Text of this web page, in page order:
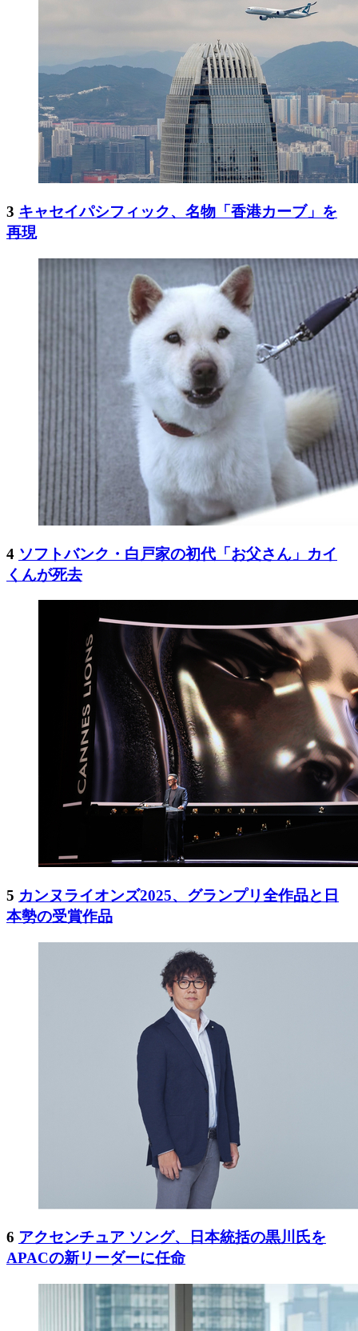
3 キャセイパシフィック、名物「香港カーブ」を
再現
4 ソフトバンク・白戸家の初代「お父さん」カイ
くんが死去
5 カンヌライオンズ2025、グランプリ全作品と日
本勢の受賞作品
6 アクセンチュア ソング、日本統括の黒川氏を
APACの新リーダーに任命